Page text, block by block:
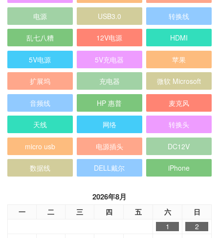
电源 USB3.0 转换线
乱七八糟 12V电源 HDMI
5V电源 5V充电器 苹果
扩展坞 充电器 微软 Microsoft
音频线 HP 惠普 麦克风
天线 网络 转换头
micro usb 电源插头 DC12V
数据线 DELL戴尔 iPhone
2026年8月
一 二 三 四 五 六 日
1
2